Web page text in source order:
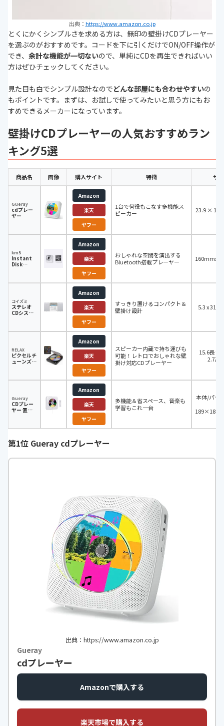
出典： https://www.amazon.co.jp
とくにかくシンプルさを求める方は、無印の壁掛けCDプレーヤー
を選ぶのがおすすめです。コードを下に引くだけでON/OFF操作が
でき、 余計な機能が一切ないので、単純にCDを再生できればいい
方はぜひチェックしてください。
見た目も白でシンプル設計なのでどんな部屋にも合わせやすいの
もポイントです。まずは、お試しで使ってみたいと思う方にもお
すめできるメーカーになっています。
壁掛けCDプレーヤーの人気おすすめラン
キング5選
商品名 画像 購入サイト 特徴 サ
Gueray
cdプレー
ヤー
Amazon
楽天
ヤフー
1台で何役もこなす多機能ス
ピーカー
23.9 ×
km5
Instant
Disk
Amazon
楽天
ヤフー
おしゃれな空間を演出する
Bluetooth搭載プレーヤー
コイズミ
ステレオ
CDシステ
Amazon
楽天
ヤフー
すっきり置けるコンパクト＆
壁掛け設計
5.3 x 31.8
RELAX
ピクセルチ
ューンズレ
ォームグレ
Amazon
楽天
ヤフー
スピーカー内蔵で持ち運びも
可能！レトロでおしゃれな壁
掛け対応CDプレーヤー
15.6長さ
2.7高
Gueray
CDプレー
ヤー 置き
Amazon
楽天
ヤフー
多機能＆省スペース、音楽も
学習もこれ一台
本体/パッ
第1位 Gueray cdプレーヤー
出典：https://www.amazon.co.jp
Gueray
cdプレーヤー
Amazonで購入する
楽天市場で購入する